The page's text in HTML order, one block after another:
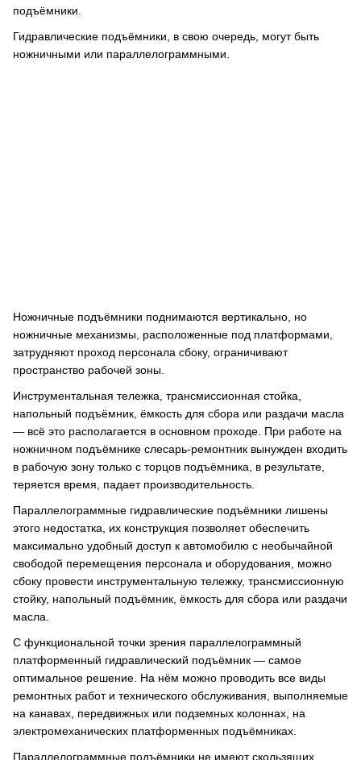
подъёмники.
Гидравлические подъёмники, в свою очередь, могут быть
ножничными или параллелограммными.
Ножничные подъёмники поднимаются вертикально, но
ножничные механизмы, расположенные под платформами,
затрудняют проход персонала сбоку, ограничивают
пространство рабочей зоны.
Инструментальная тележка, трансмиссионная стойка,
напольный подъёмник, ёмкость для сбора или раздачи масла
— всё это располагается в основном проходе. При работе на
ножничном подъёмнике слесарь-ремонтник вынужден входить
в рабочую зону только с торцов подъёмника, в результате,
теряется время, падает производительность.
Параллелограммные гидравлические подъёмники лишены
этого недостатка, их конструкция позволяет обеспечить
максимально удобный доступ к автомобилю с необычайной
свободой перемещения персонала и оборудования, можно
сбоку провести инструментальную тележку, трансмиссионную
стойку, напольный подъёмник, ёмкость для сбора или раздачи
масла.
С функциональной точки зрения параллелограммный
платформенный гидравлический подъёмник — самое
оптимальное решение. На нём можно проводить все виды
ремонтных работ и технического обслуживания, выполняемые
на канавах, передвижных или подземных колоннах, на
электромеханических платформенных подъёмниках.
Параллелограммные подъёмники не имеют скользящих